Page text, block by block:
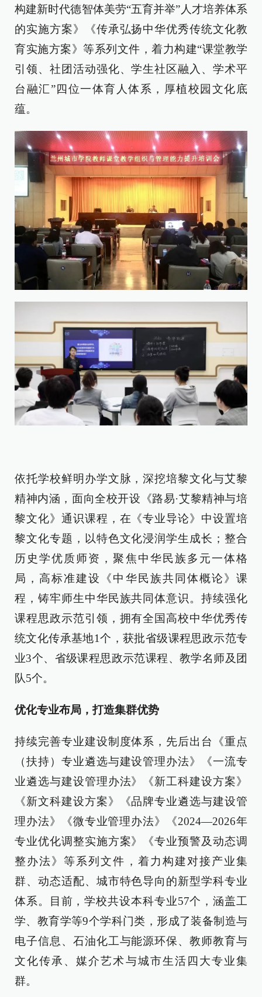
构建新时代德智体美劳“五育并举”人才培养体系
的实施方案》《传承弘扬中华优秀传统文化教
育实施方案》等系列文件，着力构建“课堂教学
引领、社团活动强化、学生社区融入、学术平
台融汇”四位一体育人体系，厚植校园文化底
蕴。
依托学校鲜明办学文脉，深挖培黎文化与艾黎
精神内涵，面向全校开设《路易·艾黎精神与培
黎文化》通识课程，在《专业导论》中设置培
黎文化专题，以特色文化浸润学生成长；整合
历史学优质师资，聚焦中华民族多元一体格
局，高标准建设《中华民族共同体概论》课
程，铸牢师生中华民族共同体意识。持续强化
课程思政示范引领，拥有全国高校中华优秀传
统文化传承基地1个，获批省级课程思政示范专
业3个、省级课程思政示范课程、教学名师及团
队5个。
优化专业布局，打造集群优势
持续完善专业建设制度体系，先后出台《重点
（扶持）专业遴选与建设管理办法》《一流专
业遴选与建设管理办法》《新工科建设方案》
《新文科建设方案》《品牌专业遴选与建设管
理办法》《微专业管理办法》《2024—2026年
专业优化调整实施方案》《专业预警及动态调
整办法》等系列文件，着力构建对接产业集
群、动态适配、城市特色导向的新型学科专业
体系。目前，学校共设本科专业57个，涵盖工
学、教育学等9个学科门类，形成了装备制造与
电子信息、石油化工与能源环保、教师教育与
文化传承、媒介艺术与城市生活四大专业集
群。